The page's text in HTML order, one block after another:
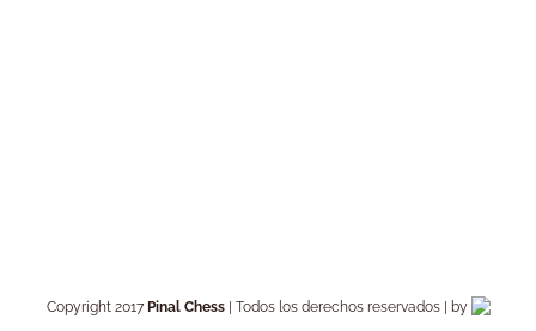
Copyright 2017 Pinal Chess| Todos los derechos reservados | by